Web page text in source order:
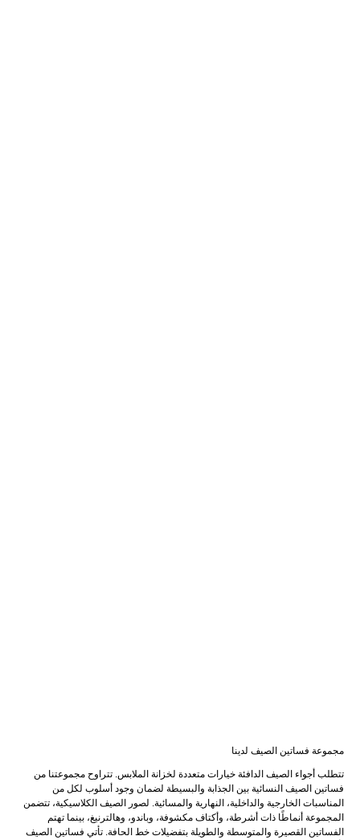
مجموعة فساتين الصيف لدينا
تتطلب أجواء الصيف الدافئة خيارات متعددة لخزانة الملابس. تتراوح مجموعتنا من
فساتين الصيف النسائية بين الجذابة والبسيطة لضمان وجود أسلوب لكل من
المناسبات الخارجية والداخلية، النهارية والمسائية. لصور الصيف الكلاسيكية، تتضمن
المجموعة أنماطًا ذات أشرطة، وأكتاف مكشوفة، وباندو، وهالترنيغ، بينما تهتم
الفساتين القصيرة والمتوسطة والطويلة بتفضيلات خط الحافة. تأتي فساتين الصيف